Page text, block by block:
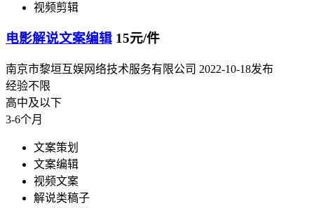
视频剪辑
电影解说文案编辑 15元/件
南京市黎垣互娱网络技术服务有限公司 2022-10-18发布
经验不限
高中及以下
3-6个月
文案策划
文案编辑
视频文案
解说类稿子